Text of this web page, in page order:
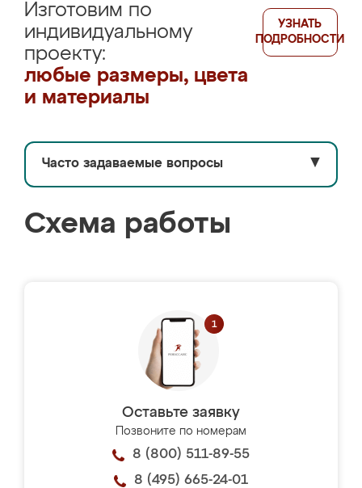
Изготовим по
индивидуальному
проекту:
любые размеры, цвета
и материалы
УЗНАТЬ
ПОДРОБНОСТИ
Часто задаваемые вопросы ▼
Схема работы
Оставьте заявку
Позвоните по номерам
8 (800) 511-89-55
8 (495) 665-24-01